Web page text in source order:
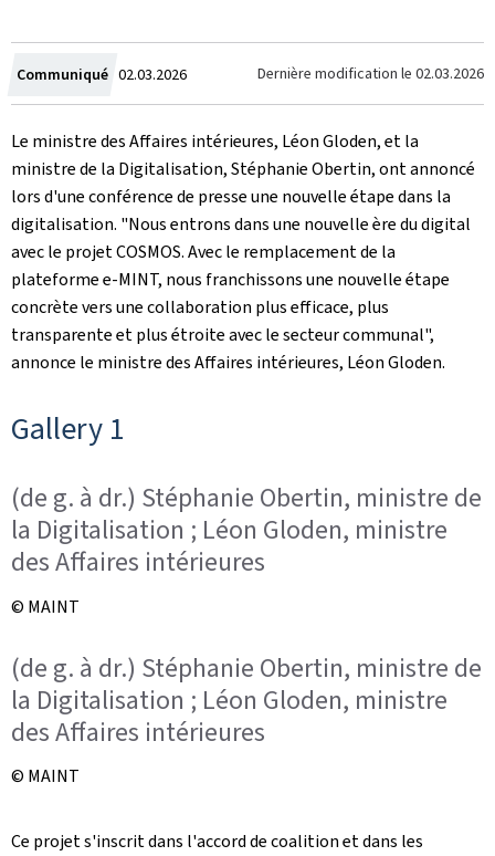
Communiqué Crée
le
02.03.2026 Dernière modification le 02.03.2026
Le ministre des Affaires intérieures, Léon Gloden, et la
ministre de la Digitalisation, Stéphanie Obertin, ont annoncé
lors d'une conférence de presse une nouvelle étape dans la
digitalisation. "Nous entrons dans une nouvelle ère du digital
avec le projet COSMOS. Avec le remplacement de la
plateforme e-MINT, nous franchissons une nouvelle étape
concrète vers une collaboration plus efficace, plus
transparente et plus étroite avec le secteur communal",
annonce le ministre des Affaires intérieures, Léon Gloden.
Gallery 1
(de g. à dr.) Stéphanie Obertin, ministre de
la Digitalisation ; Léon Gloden, ministre
des Affaires intérieures
© MAINT
(de g. à dr.) Stéphanie Obertin, ministre de
la Digitalisation ; Léon Gloden, ministre
des Affaires intérieures
© MAINT
Ce projet s'inscrit dans l'accord de coalition et dans les